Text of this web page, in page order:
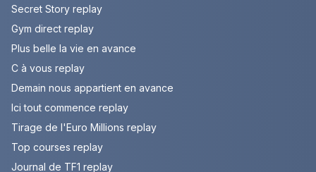
Secret Story replay
Gym direct replay
Plus belle la vie en avance
C à vous replay
Demain nous appartient en avance
Ici tout commence replay
Tirage de l'Euro Millions replay
Top courses replay
Journal de TF1 replay